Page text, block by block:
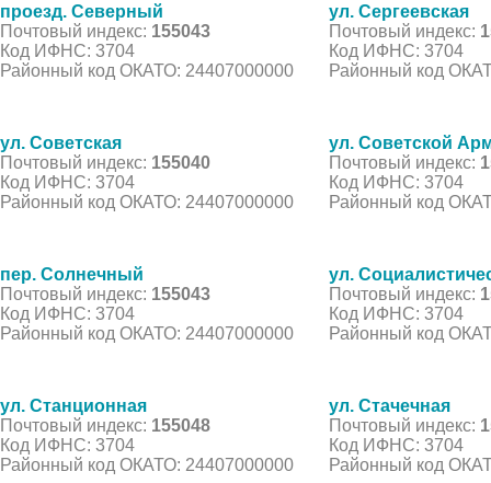
проезд. Северный
Почтовый индекс: 155043
Код ИФНС: 3704
Районный код ОКАТО: 24407000000
ул. Сергеевская
Почтовый индекс:
Код ИФНС: 3704
Районный код
ул. Советская
Почтовый индекс: 155040
Код ИФНС: 3704
Районный код ОКАТО: 24407000000
ул. Советской
Почтовый индекс:
Код ИФНС: 3704
Районный код
пер. Солнечный
Почтовый индекс: 155043
Код ИФНС: 3704
Районный код ОКАТО: 24407000000
ул.
Почтовый индекс:
Код ИФНС: 3704
Районный код
ул. Станционная
Почтовый индекс: 155048
Код ИФНС: 3704
Районный код ОКАТО: 24407000000
ул. Стачечная
Почтовый индекс:
Код ИФНС: 3704
Районный код